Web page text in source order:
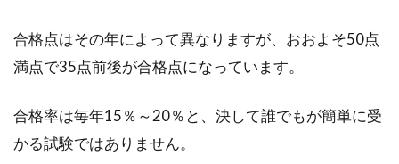
問！敷金の精算はいつ？
合格点はその年によって異なりますが、おおよそ50点
満点で35点前後が合格点になっています。
合格率は毎年15％～20％と、決して誰でもが簡単に受
かる試験ではありません。